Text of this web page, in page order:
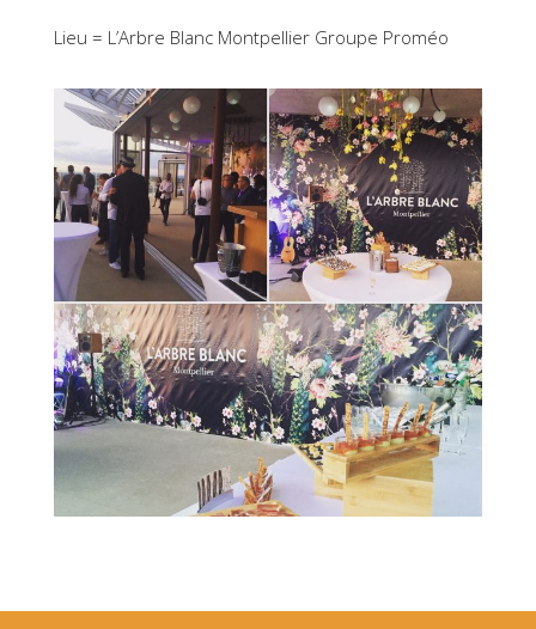
Lieu = L’Arbre Blanc Montpellier Groupe Proméo